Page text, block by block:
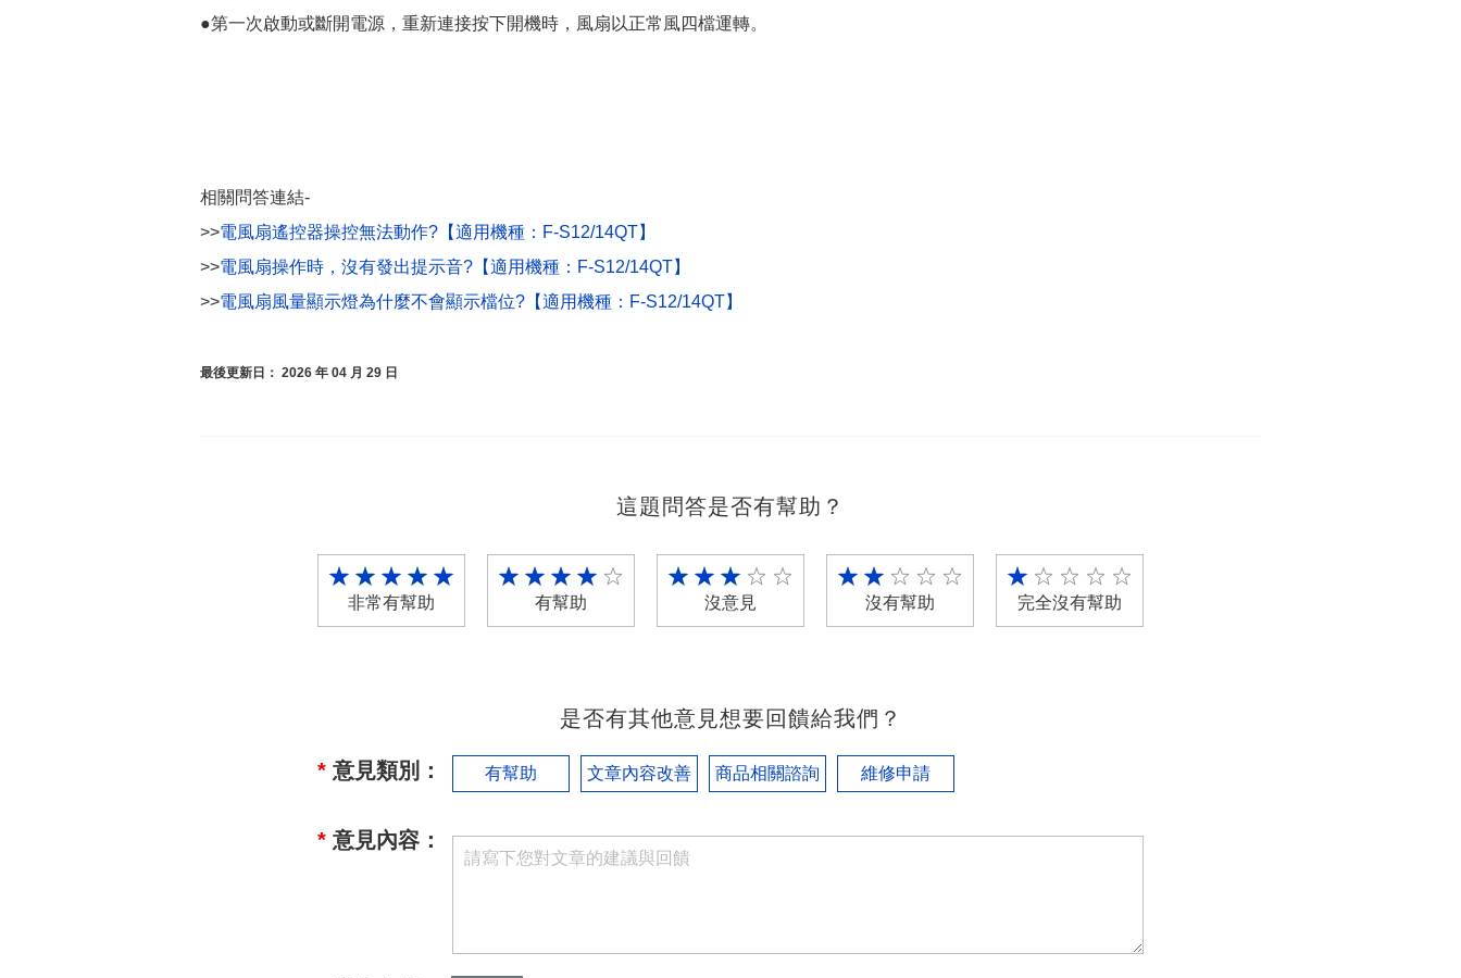
●第一次啟動或斷開電源，重新連接按下開機時，風扇以正常風四檔運轉。
相關問答連結-
>>電風扇遙控器操控無法動作?【適用機種：F-S12/14QT】
>>電風扇操作時，沒有發出提示音?【適用機種：F-S12/14QT】
>>電風扇風量顯示燈為什麼不會顯示檔位?【適用機種：F-S12/14QT】
最後更新日： 2026 年 04 月 29 日
這題問答是否有幫助？
非常有幫助 有幫助 沒意見 沒有幫助 完全沒有幫助
是否有其他意見想要回饋給我們？
* 意見類別： 有幫助 文章內容改善 商品相關諮詢 維修申請
* 意見內容：